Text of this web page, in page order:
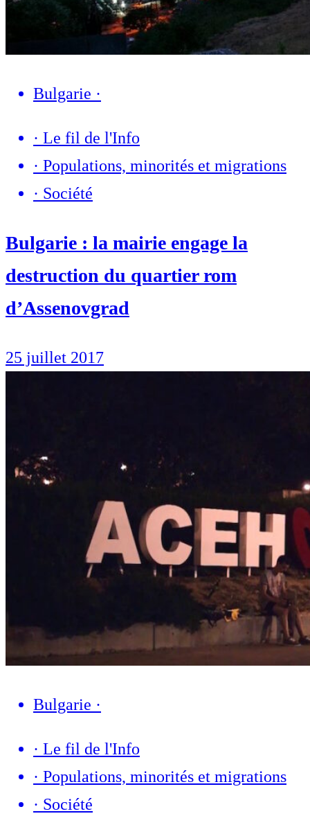
Bulgarie ·
· Le fil de l'Info
· Populations, minorités et migrations
· Société
Bulgarie : la mairie engage la
destruction du quartier rom
d’Assenovgrad
25 juillet 2017
Bulgarie ·
· Le fil de l'Info
· Populations, minorités et migrations
· Société